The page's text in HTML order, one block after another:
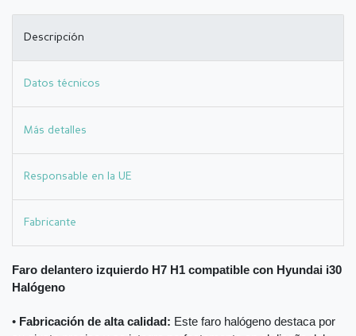
Descripción
Datos técnicos
Más detalles
Responsable en la UE
Fabricante
Faro delantero izquierdo H7 H1 compatible con Hyundai i30
Halógeno
• Fabricación de alta calidad: Este faro halógeno destaca por